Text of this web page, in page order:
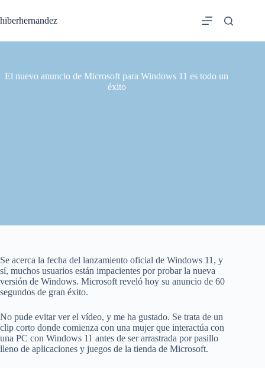
al
contenido
hiberhernandez
El nuevo anuncio de Microsoft para Windows 11 es todo un
éxito
Se acerca la fecha del lanzamiento oficial de Windows 11, y
sí, muchos usuarios están impacientes por probar la nueva
versión de Windows. Microsoft reveló hoy su anuncio de 60
segundos de gran éxito.
No pude evitar ver el vídeo, y me ha gustado. Se trata de un
clip corto donde comienza con una mujer que interactúa con
una PC con Windows 11 antes de ser arrastrada por pasillo
lleno de aplicaciones y juegos de la tienda de Microsoft.